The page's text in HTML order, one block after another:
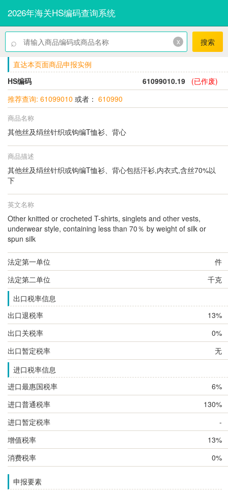
2026年海关HS编码查询系统
⌕ x 搜索
直达本页面商品申报实例
HS编码
61099010.19
(已作废)
推荐查询: 61099010 或者： 610990
商品名称
其他丝及绢丝针织或钩编T恤衫、背心
商品描述
其他丝及绢丝针织或钩编T恤衫、背心包括汗衫,内衣式,含丝70%以
下
英文名称
Other knitted or crocheted T-shirts, singlets and other vests,
underwear style, containing less than 70％ by weight of silk or
spun silk
法定第一单位
件
法定第二单位
千克
出口税率信息
出口退税率
13%
出口关税率
0%
出口暂定税率
无
进口税率信息
进口最惠国税率
6%
进口普通税率
130%
进口暂定税率
-
增值税率
13%
消费税率
0%
申报要素